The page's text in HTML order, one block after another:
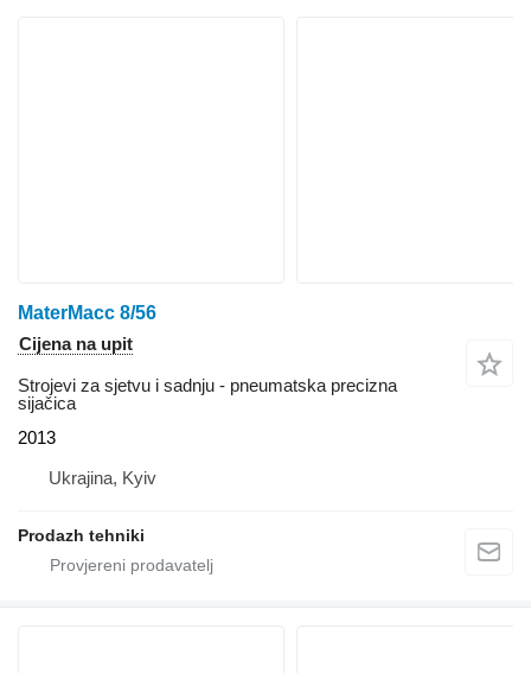
MaterMacc 8/56
Cijena na upit
Strojevi za sjetvu i sadnju - pneumatska precizna
sijačica
2013
Ukrajina, Kyiv
Prodazh tehniki